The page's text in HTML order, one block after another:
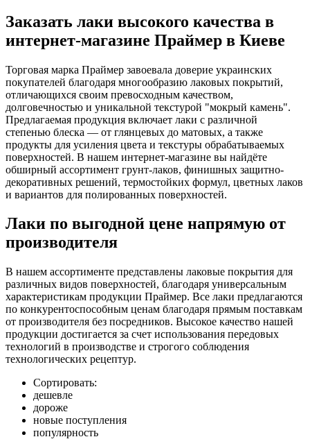
Заказать лаки высокого качества в
интернет-магазине Праймер в Киеве
Торговая марка Праймер завоевала доверие украинских
покупателей благодаря многообразию лаковых покрытий,
отличающихся своим превосходным качеством,
долговечностью и уникальной текстурой "мокрый камень".
Предлагаемая продукция включает лаки с различной
степенью блеска — от глянцевых до матовых, а также
продукты для усиления цвета и текстуры обрабатываемых
поверхностей. В нашем интернет-магазине вы найдёте
обширный ассортимент грунт-лаков, финишных защитно-
декоративных решений, термостойких формул, цветных лаков
и вариантов для полированных поверхностей.
Лаки по выгодной цене напрямую от
производителя
В нашем ассортименте представлены лаковые покрытия для
различных видов поверхностей, благодаря универсальным
характеристикам продукции Праймер. Все лаки предлагаются
по конкурентоспособным ценам благодаря прямым поставкам
от производителя без посредников. Высокое качество нашей
продукции достигается за счет использования передовых
технологий в производстве и строгого соблюдения
технологических рецептур.
Сортировать:
дешевле
дороже
новые поступления
популярность